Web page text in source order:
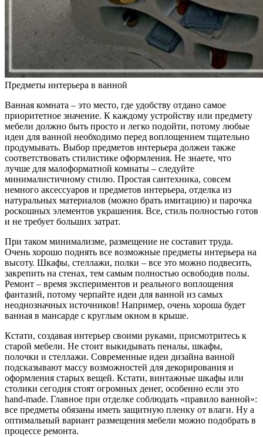
Предметы интерьера в ванной
Ванная комната – это место, где удобству отдано самое
приоритетное значение. К каждому устройству или предмету
мебели должно быть просто и легко подойти, потому любые
идеи для ванной необходимо перед воплощением тщательно
продумывать. Выбор предметов интерьера должен также
соответствовать стилистике оформления. Не знаете, что
лучше для малоформатной комнаты – следуйте
минималистичному стилю. Простая сантехника, совсем
немного аксессуаров и предметов интерьера, отделка из
натуральных материалов (можно брать имитацию) и парочка
роскошных элементов украшения. Все, стиль полностью готов
и не требует больших затрат.
При таком минимализме, размещение не составит труда.
Очень хорошо поднять все возможные предметы интерьера на
высоту. Шкафы, стеллажи, полки – все это можно подвесить,
закрепить на стенах, тем самым полностью освободив полы.
Ремонт – время экспериментов и реального воплощения
фантазий, потому черпайте идеи для ванной из самых
неоднозначных источников! Например, очень хороша будет
ванная в мансарде с круглым окном в крыше.
Кстати, создавая интерьер своими руками, присмотритесь к
старой мебели. Не стоит выкидывать пеналы, шкафы,
полочки и стеллажи. Современные идеи дизайна ванной
подсказывают массу возможностей для декорирования и
оформления старых вещей. Кстати, винтажные шкафы или
столики сегодня стоят огромных денег, особенно если это
hand-made. Главное при отделке соблюдать «правило ванной»:
все предметы обязаны иметь защитную пленку от влаги. Ну а
оптимальный вариант размещения мебели можно подобрать в
процессе ремонта.